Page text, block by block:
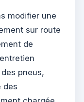
modifier une
sur route
de
pneus,
des